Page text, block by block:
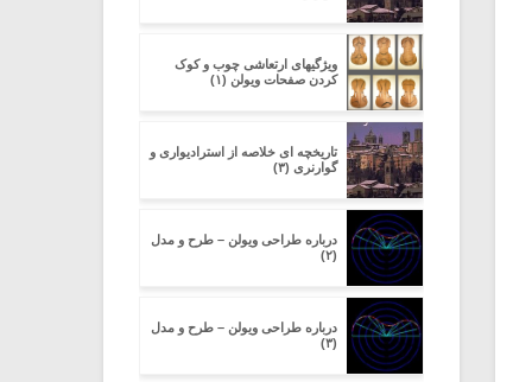
ویژگیهای ارتعاشی چوب و کوک
کردن صفحات ویولن (۱)
تاریخچه ای خلاصه از استرادیواری و
گوارنری (۳)
درباره طراحی ویولن – طرح و مدل
(۲)
درباره طراحی ویولن – طرح و مدل
(۳)